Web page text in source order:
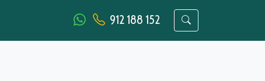
912 188 152